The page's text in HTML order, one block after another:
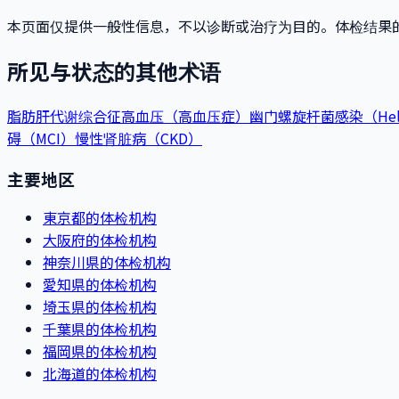
本页面仅提供一般性信息，不以诊断或治疗为目的。体检结
所见与状态的其他术语
脂肪肝代谢综合征高血压（高血压症） 幽门螺旋杆菌感染（
碍（MCI） 慢性肾脏病（CKD）
主要地区
東京都的体检机构
大阪府的体检机构
神奈川県的体检机构
愛知県的体检机构
埼玉県的体检机构
千葉県的体检机构
福岡県的体检机构
北海道的体检机构